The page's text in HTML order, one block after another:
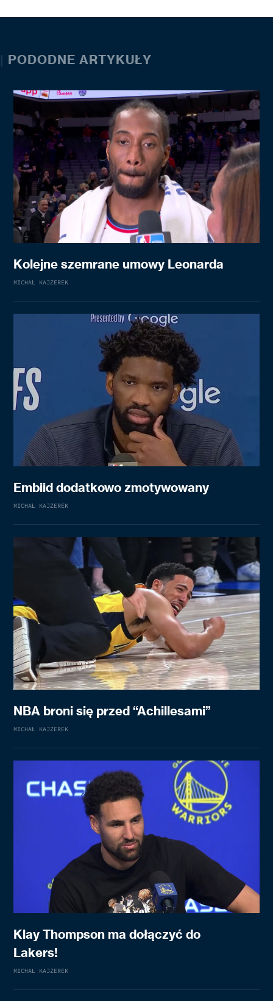
| PODODNE ARTYKUŁY
Kolejne szemrane umowy Leonarda
MICHAŁ KAJZEREK
Embiid dodatkowo zmotywowany
MICHAŁ KAJZEREK
NBA broni się przed “Achillesami”
MICHAŁ KAJZEREK
Klay Thompson ma dołączyć do
Lakers!
MICHAŁ KAJZEREK